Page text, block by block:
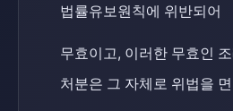
법률유보원칙에 위반되어
무효이고, 이러한 무효인
처분은 그 자체로 위법을